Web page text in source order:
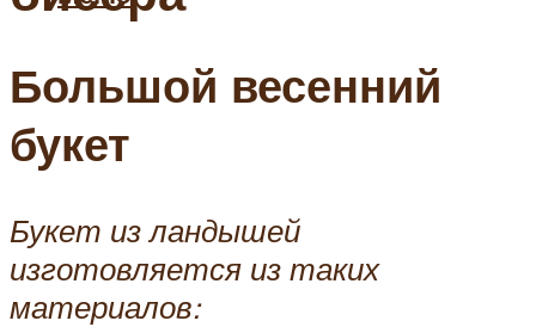
Большой весенний
букет
Букет из ландышей
изготовляется из таких
материалов: